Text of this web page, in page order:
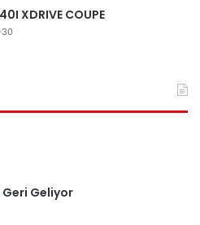
XDRIVE COUPE
Geliyor